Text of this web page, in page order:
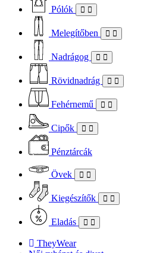
Pólók
Melegítőben
Nadrágog
Rövidnadrág
Fehérnemű
Cipők
Pénztárcák
Övek
Kiegészítők
Eladás
TheyWear